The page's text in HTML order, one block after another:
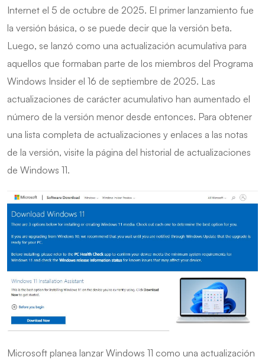
Internet el 5 de octubre de 2025. El primer lanzamiento fue
la versión básica, o se puede decir que la versión beta.
Luego, se lanzó como una actualización acumulativa para
aquellos que formaban parte de los miembros del Programa
Windows Insider el 16 de septiembre de 2025. Las
actualizaciones de carácter acumulativo han aumentado el
número de la versión menor desde entonces. Para obtener
una lista completa de actualizaciones y enlaces a las notas
de la versión, visite la página del historial de actualizaciones
de Windows 11.
Microsoft planea lanzar Windows 11 como una actualización